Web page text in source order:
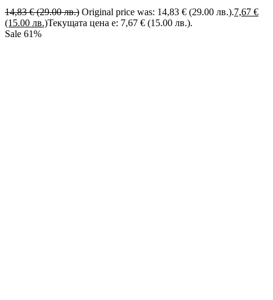
14,83€ (29.00 лв.) Original price was: 14,83 € (29.00 лв.).7,67 €
(15.00 лв.)Текущата цена е: 7,67 € (15.00 лв.).
Sale 61%